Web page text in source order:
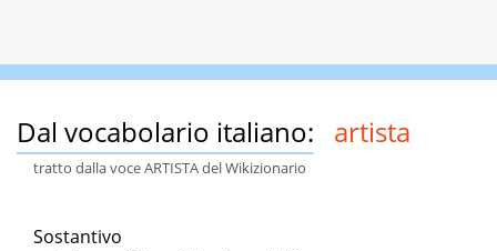
Dal vocabolario italiano: artista
tratto dalla voce ARTISTA del Wikizionario
Sostantivo